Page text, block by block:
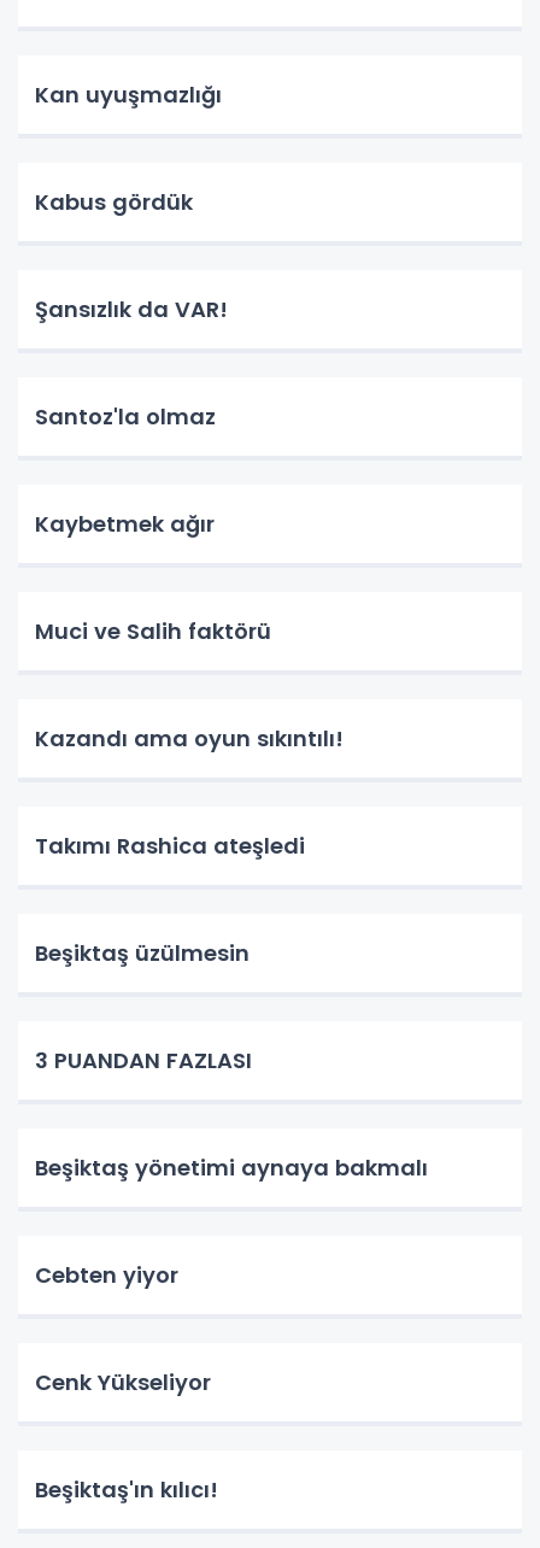
Kan uyuşmazlığı
Kabus gördük
Şansızlık da VAR!
Santoz'la olmaz
Kaybetmek ağır
Muci ve Salih faktörü
Kazandı ama oyun sıkıntılı!
Takımı Rashica ateşledi
Beşiktaş üzülmesin
3 PUANDAN FAZLASI
Beşiktaş yönetimi aynaya bakmalı
Cebten yiyor
Cenk Yükseliyor
Beşiktaş'ın kılıcı!